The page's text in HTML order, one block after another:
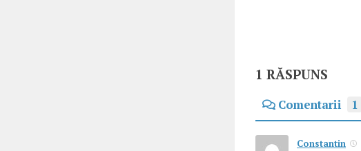
1 RĂSPUNS
Comentarii 1
Constantin